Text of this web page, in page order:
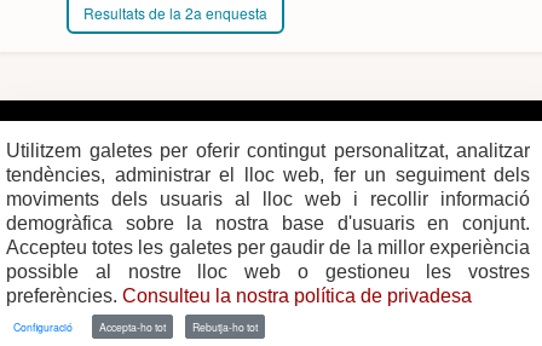
Resultats de la 2a enquesta
17004 GIRONA
Tel. 972 419 010
Mapa del web
Mapa de xarxes
Avís legal
Utilitzem galetes per oferir contingut personalitzat, analitzar
tendències, administrar el lloc web, fer un seguiment dels
moviments dels usuaris al lloc web i recollir informació
demogràfica sobre la nostra base d'usuaris en conjunt.
Accepteu totes les galetes per gaudir de la millor experiència
possible al nostre lloc web o gestioneu les vostres
preferències. Consulteu la nostra política de privadesa
Configuració Accepta-ho tot Rebutja-ho tot